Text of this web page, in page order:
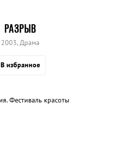
РАЗРЫВ
2003, Драма
В избранное